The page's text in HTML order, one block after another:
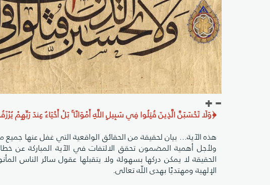
﴿وَلَا تَحْسَبَنَّ الَّذِينَ قُتِلُوا فِي سَبِيلِ اللَّهِ أَمْوَاتًا ۚ بَلْ أَحْيَاءٌ عِندَ رَبِّهِمْ
هذه الآية... بيان لحقيقة من الحقائق الواقعية التي غفل عنها
ولأجل أهمية المضمون تحقق الالتفات في الآية المباركة عن
الحقيقة لا يمكن دركها بسهولة ولا يتقبلها عقول سائر الناس
الإلهية ومهتديًا بهدى اللّه تعالى.